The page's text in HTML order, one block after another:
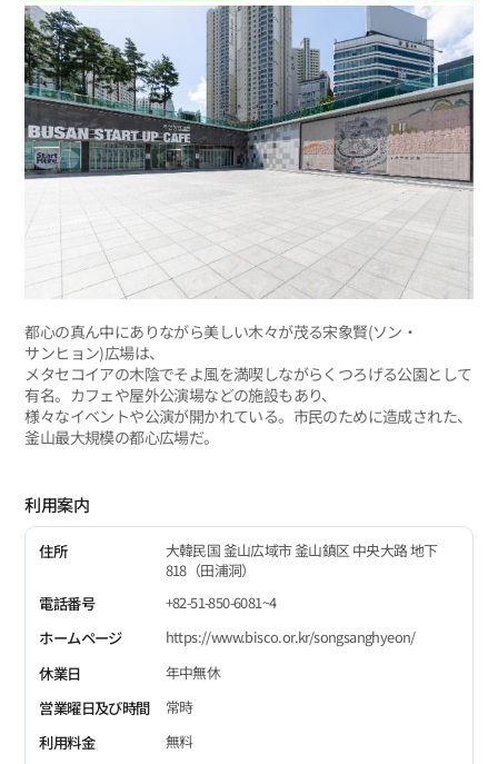
都心の真ん中にありながら美しい木々が茂る宋象賢(ソン・
サンヒョン)広場は、
メタセコイアの木陰でそよ風を満喫しながらくつろげる公園として
有名。カフェや屋外公演場などの施設もあり、
様々なイベントや公演が開かれている。市民のために造成された、
釜山最大規模の都心広場だ。
利用案内
住所
大韓民国 釜山広域市 釜山鎮区 中央大路 地下
818（田浦洞）
電話番号
+82-51-850-6081~4
ホームページ
https://www.bisco.or.kr/songsanghyeon/
休業日
年中無休
営業曜日及び時間
常時
利用料金
無料